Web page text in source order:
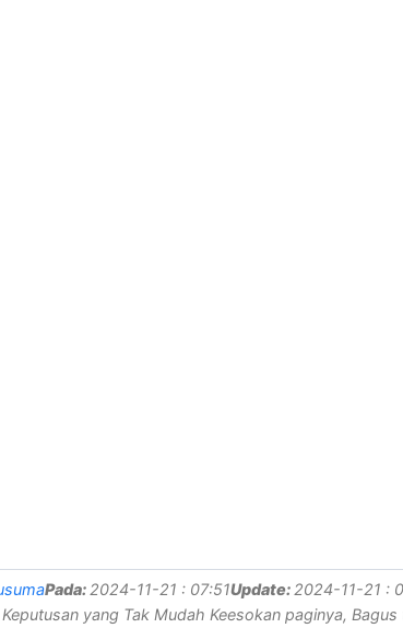
Pada: 2024-11-21 : 07:51Update: 2024-11-21 :
yang Tak Mudah Keesokan paginya,